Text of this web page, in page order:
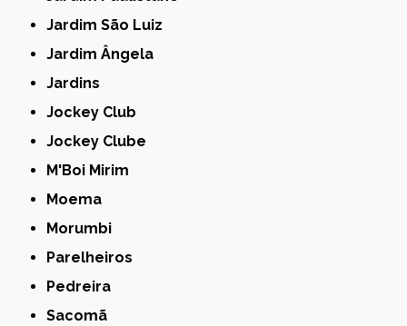
Jardim São Luiz
Jardim Ângela
Jardins
Jockey Club
Jockey Clube
M'Boi Mirim
Moema
Morumbi
Parelheiros
Pedreira
Sacomã